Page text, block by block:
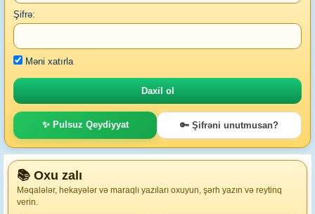
Şifrə:
Məni xatırla
✨ Pulsuz Qeydiyyat 🔑 Şifrəni unutmusan?
📚 Oxu zalı
Məqalələr, hekayələr və maraqlı yazıları oxuyun, şərh yazın və reytinq
verin.